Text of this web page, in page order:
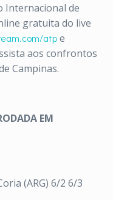
Internacional de
gratuita do live
atpe
aos confrontos
Campinas.
EM
(ARG) 6/2 6/3